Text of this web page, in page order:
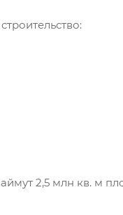
2,5 млн кв. м